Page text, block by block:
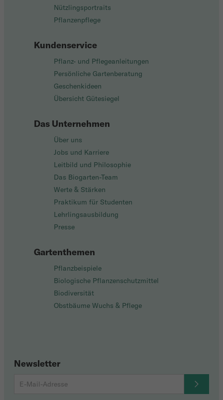
Nützlingsportraits
Pflanzenpflege
Kundenservice
Pflanz- und Pflegeanleitungen
Persönliche Gartenberatung
Geschenkideen
Übersicht Gütesiegel
Das Unternehmen
Über uns
Jobs und Karriere
Leitbild und Philosophie
Das Biogarten-Team
Werte & Stärken
Praktikum für Studenten
Lehrlingsausbildung
Presse
Gartenthemen
Pflanzbeispiele
Biologische Pflanzenschutzmittel
Biodiversität
Obstbäume Wuchs & Pflege
Newsletter